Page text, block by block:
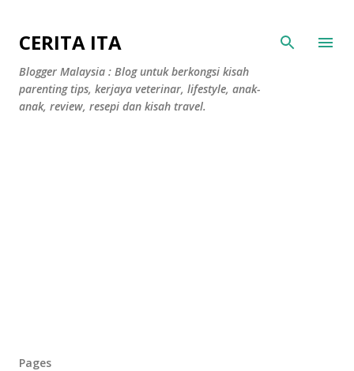
CERITA ITA
Blogger Malaysia : Blog untuk berkongsi kisah
parenting tips, kerjaya veterinar, lifestyle, anak-
anak, review, resepi dan kisah travel.
Pages